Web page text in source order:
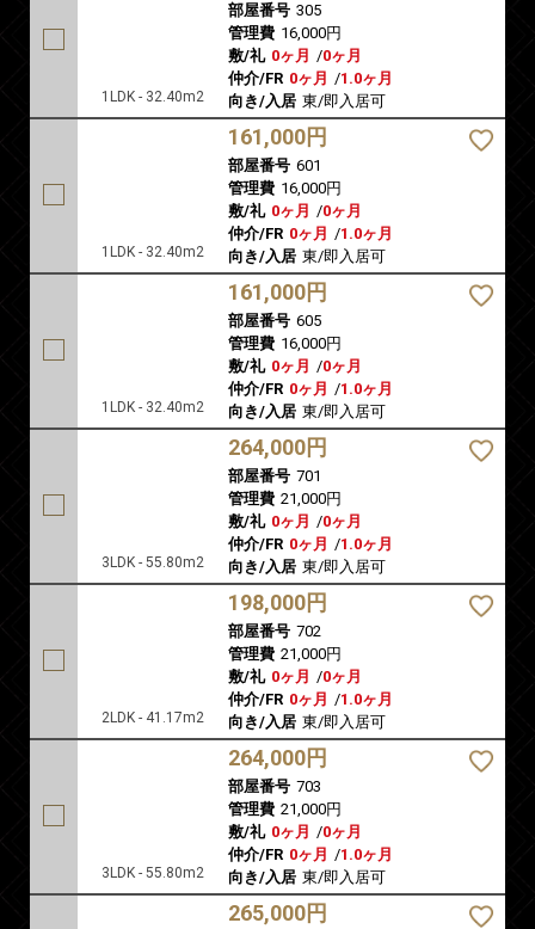
1LDK - 32.40m2
部屋番号 305
管理費 16,000円
敷/礼 0ヶ月 /0ヶ月
仲介/FR 0ヶ月 /1.0ヶ月
向き/入居 東/即入居可
1LDK - 32.40m2
161,000円
部屋番号 601
管理費 16,000円
敷/礼 0ヶ月 /0ヶ月
仲介/FR 0ヶ月 /1.0ヶ月
向き/入居 東/即入居可
1LDK - 32.40m2
161,000円
部屋番号 605
管理費 16,000円
敷/礼 0ヶ月 /0ヶ月
仲介/FR 0ヶ月 /1.0ヶ月
向き/入居 東/即入居可
3LDK - 55.80m2
264,000円
部屋番号 701
管理費 21,000円
敷/礼 0ヶ月 /0ヶ月
仲介/FR 0ヶ月 /1.0ヶ月
向き/入居 東/即入居可
2LDK - 41.17m2
198,000円
部屋番号 702
管理費 21,000円
敷/礼 0ヶ月 /0ヶ月
仲介/FR 0ヶ月 /1.0ヶ月
向き/入居 東/即入居可
3LDK - 55.80m2
264,000円
部屋番号 703
管理費 21,000円
敷/礼 0ヶ月 /0ヶ月
仲介/FR 0ヶ月 /1.0ヶ月
向き/入居 東/即入居可
265,000円